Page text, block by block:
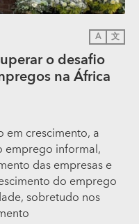
A 文
o desafio
na África
em crescimento, a
emprego informal,
das empresas e
do emprego
sobretudo nos